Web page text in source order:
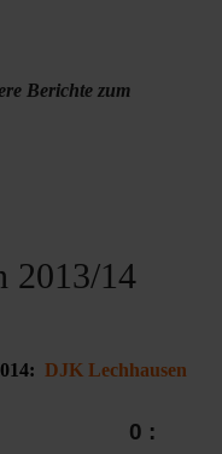
Berichte zum
2013/14
DJK Lechhausen
0 :